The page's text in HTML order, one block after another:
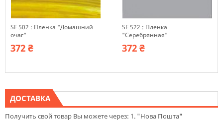
SF 502 : Пленка "Домашний
очаг"
372 ₴
SF 522 : Пленка
"Серебрянная"
372 ₴
ДОСТАВКА
Получить свой товар Вы можете через: 1. "Нова Пошта"